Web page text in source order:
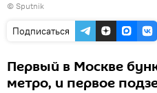
© Sputnik
Подписаться
Первый в Москве
метро, и первое